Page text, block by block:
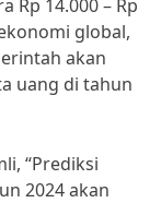
Rp 14.000 – Rp
global,
akan
uang di tahun
“Prediksi
2024 akan